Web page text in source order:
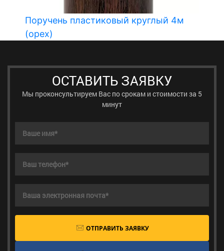
Поручень пластиковый круглый 4м
(орех)
ОСТАВИТЬ ЗАЯВКУ
Мы проконсультируем Вас по срокам и стоимости за 5
минут
ОТПРАВИТЬ ЗАЯВКУ